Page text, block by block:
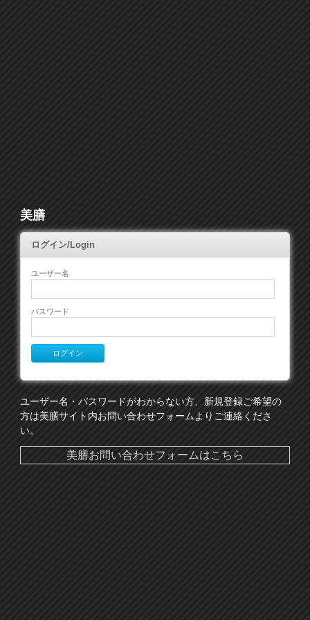
美膳
ログイン/Login
ユーザー名
パスワード
ユーザー名・パスワードがわからない方、新規登録ご希望の
方は美膳サイト内お問い合わせフォームよりご連絡くださ
い。
美膳お問い合わせフォームはこちら